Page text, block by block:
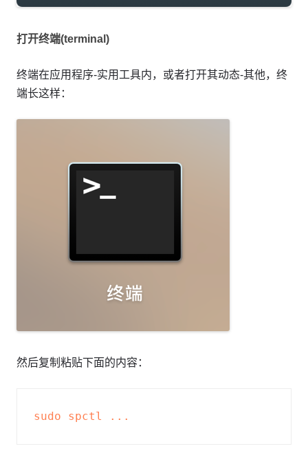
打开终端(terminal)
终端在应用程序-实用工具内，或者打开其动态-其他，终
端长这样：
然后复制粘贴下面的内容：
sudo spctl ...